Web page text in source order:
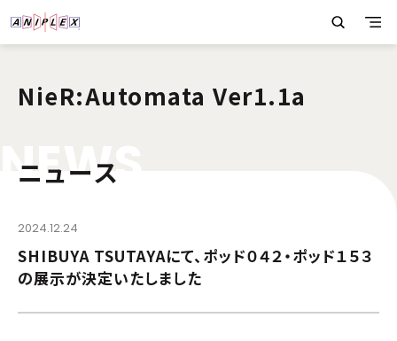
NieR:Automata Ver1.1a
NEWS
ニュース
2024.12.24
SHIBUYA TSUTAYAにて、ポッド０４２・ポッド１５３
の展示が決定いたしました